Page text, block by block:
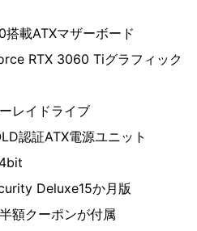
載ATXマザーボード
RTX 3060 Tiグラフィック
レイドライブ
認証ATX電源ユニット
Deluxe15か月版
額クーポンが付属